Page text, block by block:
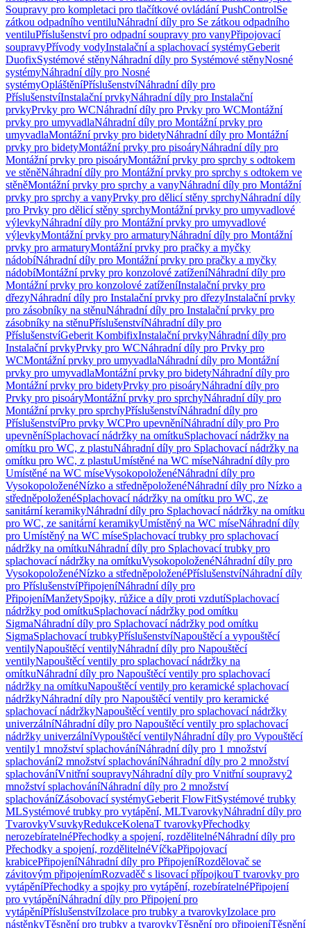
Soupravy pro kompletaci pro tlačítkové ovládání PushControlSe
zátkou odpadního ventiluNáhradní díly pro Se zátkou odpadního
ventiluPříslušenství pro odpadní soupravy pro vanyPřipojovací
soupravyPřívody vodyInstalační a splachovací systémyGeberit
DuofixSystémové stěnyNáhradní díly pro Systémové stěnyNosné
systémyNáhradní díly pro Nosné
systémyOpláštěníPříslušenstvíNáhradní díly pro
PříslušenstvíInstalační prvkyNáhradní díly pro Instalační
prvkyPrvky pro WCNáhradní díly pro Prvky pro WCMontážní
prvky pro umyvadlaNáhradní díly pro Montážní prvky pro
umyvadlaMontážní prvky pro bidetyNáhradní díly pro Montážní
prvky pro bidetyMontážní prvky pro pisoáryNáhradní díly pro
Montážní prvky pro pisoáryMontážní prvky pro sprchy s odtokem
ve stěněNáhradní díly pro Montážní prvky pro sprchy s odtokem ve
stěněMontážní prvky pro sprchy a vanyNáhradní díly pro Montážní
prvky pro sprchy a vanyPrvky pro dělicí stěny sprchyNáhradní díly
pro Prvky pro dělicí stěny sprchyMontážní prvky pro umyvadlové
výlevkyNáhradní díly pro Montážní prvky pro umyvadlové
výlevkyMontážní prvky pro armaturyNáhradní díly pro Montážní
prvky pro armaturyMontážní prvky pro pračky a myčky
nádobíNáhradní díly pro Montážní prvky pro pračky a myčky
nádobíMontážní prvky pro konzolové zatíženíNáhradní díly pro
Montážní prvky pro konzolové zatíženíInstalační prvky pro
dřezyNáhradní díly pro Instalační prvky pro dřezyInstalační prvky
pro zásobníky na stěnuNáhradní díly pro Instalační prvky pro
zásobníky na stěnuPříslušenstvíNáhradní díly pro
PříslušenstvíGeberit KombifixInstalační prvkyNáhradní díly pro
Instalační prvkyPrvky pro WCNáhradní díly pro Prvky pro
WCMontážní prvky pro umyvadlaNáhradní díly pro Montážní
prvky pro umyvadlaMontážní prvky pro bidetyNáhradní díly pro
Montážní prvky pro bidetyPrvky pro pisoáryNáhradní díly pro
Prvky pro pisoáryMontážní prvky pro sprchyNáhradní díly pro
Montážní prvky pro sprchyPříslušenstvíNáhradní díly pro
PříslušenstvíPro prvky WCPro upevněníNáhradní díly pro Pro
upevněníSplachovací nádržky na omítkuSplachovací nádržky na
omítku pro WC, z plastuNáhradní díly pro Splachovací nádržky na
omítku pro WC, z plastuUmístěné na WC míseNáhradní díly pro
Umístěné na WC míseVysokopoloženéNáhradní díly pro
VysokopoloženéNízko a středněpoloženéNáhradní díly pro Nízko a
středněpoloženéSplachovací nádržky na omítku pro WC, ze
sanitární keramikyNáhradní díly pro Splachovací nádržky na omítku
pro WC, ze sanitární keramikyUmístěný na WC míseNáhradní díly
pro Umístěný na WC míseSplachovací trubky pro splachovací
nádržky na omítkuNáhradní díly pro Splachovací trubky pro
splachovací nádržky na omítkuVysokopoloženéNáhradní díly pro
VysokopoloženéNízko a středněpoloženéPříslušenstvíNáhradní díly
pro PříslušenstvíPřipojeníNáhradní díly pro
PřipojeníManžetySpojky, růžice a díly proti vzdutíSplachovací
nádržky pod omítkuSplachovací nádržky pod omítku
SigmaNáhradní díly pro Splachovací nádržky pod omítku
SigmaSplachovací trubkyPříslušenstvíNapouštěcí a vypouštěcí
ventilyNapouštěcí ventilyNáhradní díly pro Napouštěcí
ventilyNapouštěcí ventily pro splachovací nádržky na
omítkuNáhradní díly pro Napouštěcí ventily pro splachovací
nádržky na omítkuNapouštěcí ventily pro keramické splachovací
nádržkyNáhradní díly pro Napouštěcí ventily pro keramické
splachovací nádržkyNapouštěcí ventily pro splachovací nádržky
univerzálníNáhradní díly pro Napouštěcí ventily pro splachovací
nádržky univerzálníVypouštěcí ventilyNáhradní díly pro Vypouštěcí
ventily1 množství splachováníNáhradní díly pro 1 množství
splachování2 množství splachováníNáhradní díly pro 2 množství
splachováníVnitřní soupravyNáhradní díly pro Vnitřní soupravy2
množství splachováníNáhradní díly pro 2 množství
splachováníZásobovací systémyGeberit FlowFitSystémové trubky
MLSystémové trubky pro vytápění, MLTvarovkyNáhradní díly pro
TvarovkyVsuvkyRedukceKolenaT tvarovkyPřechodky
nerozebíratelnéPřechodky a spojení, rozdělitelnéNáhradní díly pro
Přechodky a spojení, rozdělitelnéVíčkaPřipojovací
krabicePřipojeníNáhradní díly pro PřipojeníRozdělovač se
závitovým připojenímRozvaděč s lisovací přípojkouT tvarovky pro
vytápěníPřechodky a spojky pro vytápění, rozebíratelnéPřipojení
pro vytápěníNáhradní díly pro Připojení pro
vytápěníPříslušenstvíIzolace pro trubky a tvarovkyIzolace pro
nástěnkyTěsnění pro trubky a tvarovkyTěsnění pro připojeníTěsnění